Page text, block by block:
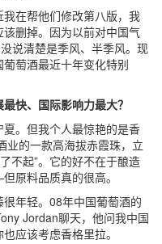
在帮他们修改第八版，我
删掉。因为以前对中国气
说清楚是季风、半季风。现
萄酒最近十年变化特别
快、国际影响力最大？
。但我个人最惊艳的是香
业的一款高海拔赤霞珠，立
不起”。它的好不在于酿造
料品质真的很高。
年轻。08年中国葡萄酒的
Jordan聊天，他问我中国
应该考虑香格里拉。